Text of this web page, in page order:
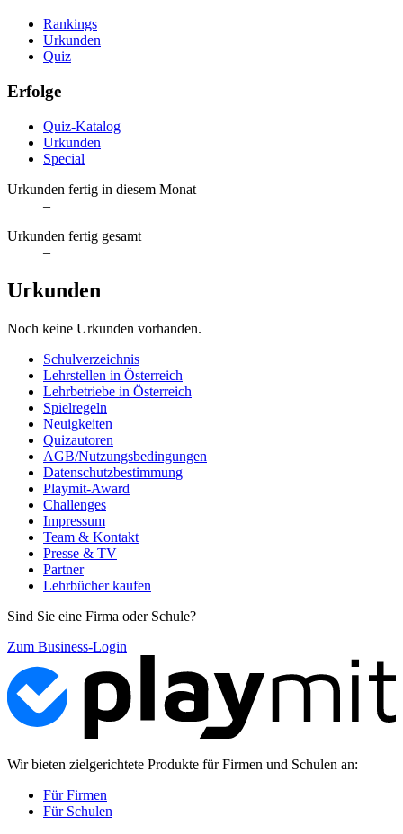
Rankings
Urkunden
Quiz
Erfolge
Quiz-Katalog
Urkunden
Special
Urkunden fertig in diesem Monat
–
Urkunden fertig gesamt
–
Urkunden
Noch keine Urkunden vorhanden.
Schulverzeichnis
Lehrstellen in Österreich
Lehrbetriebe in Österreich
Spielregeln
Neuigkeiten
Quizautoren
AGB/Nutzungsbedingungen
Datenschutzbestimmung
Playmit-Award
Challenges
Impressum
Team & Kontakt
Presse & TV
Partner
Lehrbücher kaufen
Sind Sie eine Firma oder Schule?
Zum Business-Login
Wir bieten zielgerichtete Produkte für Firmen und Schulen an:
Für Firmen
Für Schulen